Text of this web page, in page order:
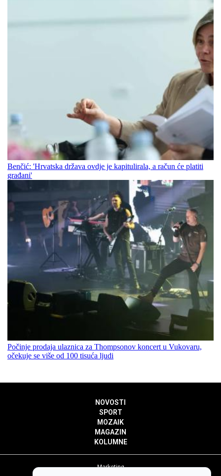
Benčić: 'Hrvatska država ovdje je kapitulirala, a račun će platiti
građani'
Počinje prodaja ulaznica za Thompsonov koncert u Vukovaru,
očekuje se više od 100 tisuća ljudi
NOVOSTI
SPORT
MOZAIK
MAGAZIN
KOLUMNE
Marketing